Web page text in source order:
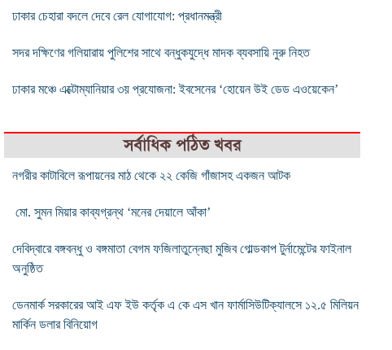
ঢাকার চেহারা বদলে দেবে রেল যোগাযোগ: প্রধানমন্ত্রী
সদর দক্ষিণের গলিয়ারায় পুলিশের সাথে বন্ধুকযুদ্ধে মাদক ব্যবসায়ি নুরু নিহত
ঢাকার মঞ্চে এক্টোম্যানিয়ার ৩য় প্রযোজনা: ইবসেনের ‘হোয়েন উই ডেড এওয়েকেন’
সর্বাধিক পঠিত খবর
নগরীর কাটাবিলে রূপায়নের মাঠ থেকে ২২ কেজি গাঁজাসহ একজন আটক
মো. সুমন মিয়ার কাব্যগ্রন্থ ‘মনের দেয়ালে আঁকা’
দেবিদ্বারে বঙ্গবন্ধু ও বঙ্গমাতা বেগম ফজিলাতুন্নেছা মুজিব গোল্ডকাপ টুর্নামেন্টের ফাইনাল
অনুষ্ঠিত
ডেনমার্ক সরকারের আই এফ ইউ কর্তৃক এ কে এস খান ফার্মাসিউটিক্যালসে ১২.৫ মিলিয়ন
মার্কিন ডলার বিনিয়োগ